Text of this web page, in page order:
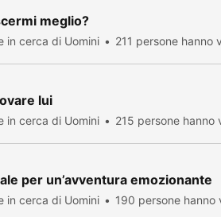
meglio?
in cerca di Uomini 211 persone hanno
lui
in cerca di Uomini 215 persone hanno
per un’avventura emozionante
in cerca di Uomini 190 persone hanno